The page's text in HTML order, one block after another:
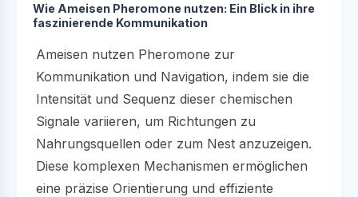
Wie Ameisen Pheromone nutzen: Ein Blick in ihre
faszinierende Kommunikation
Ameisen nutzen Pheromone zur
Kommunikation und Navigation, indem sie die
Intensität und Sequenz dieser chemischen
Signale variieren, um Richtungen zu
Nahrungsquellen oder zum Nest anzuzeigen.
Diese komplexen Mechanismen ermöglichen
eine präzise Orientierung und effiziente